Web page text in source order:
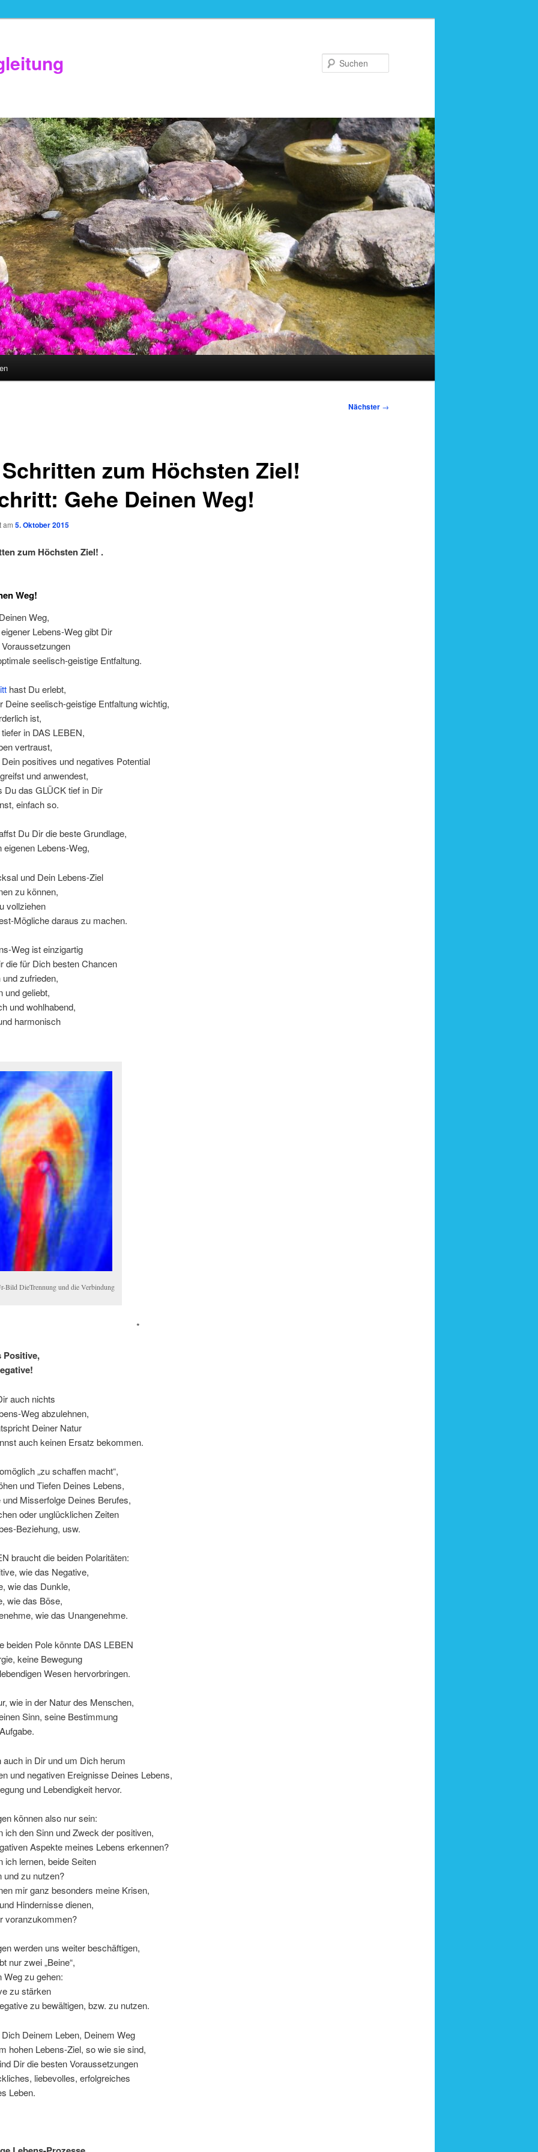
Nächster →
zum Höchsten Ziel!
Gehe Deinen Weg!
am 5. Oktober 2015
zum Höchsten Ziel! .
Weg!
Weg,
Lebens-Weg gibt Dir
seelisch-geistige Entfaltung.
hast Du erlebt,
Deine seelisch-geistige Entfaltung wichtig,
ist,
in DAS LEBEN,
vertraust,
positives und negatives Potential
und anwendest,
Du das GLÜCK tief in Dir
einfach so.
Du Dir die beste Grundlage,
eigenen Lebens-Weg,
und Dein Lebens-Ziel
zu können,
vollziehen
Mögliche daraus zu machen.
Weg ist einzigartig
die für Dich besten Chancen
zufrieden,
und geliebt,
und wohlhabend,
harmonisch
Bild DieTrennung und die Verbindung
*
Positive,
auch nichts
Weg abzulehnen,
Deiner Natur
auch keinen Ersatz bekommen.
„zu schaffen macht“,
und Tiefen Deines Lebens,
und Misserfolge Deines Berufes,
oder unglücklichen Zeiten
Beziehung, usw.
braucht die beiden Polaritäten:
wie das Negative,
wie das Dunkle,
wie das Böse,
wie das Unangenehme.
beiden Pole könnte DAS LEBEN
keine Bewegung
Wesen hervorbringen.
wie in der Natur des Menschen,
Sinn, seine Bestimmung
auch in Dir und um Dich herum
und negativen Ereignisse Deines Lebens,
und Lebendigkeit hervor.
können also nur sein:
ich den Sinn und Zweck der positiven,
Aspekte meines Lebens erkennen?
ich lernen, beide Seiten
und zu nutzen?
mir ganz besonders meine Krisen,
Hindernisse dienen,
voranzukommen?
werden uns weiter beschäftigen,
nur zwei „Beine“,
Weg zu gehen:
zu stärken
zu bewältigen, bzw. zu nutzen.
Deinem Leben, Deinem Weg
hohen Lebens-Ziel, so wie sie sind,
Dir die besten Voraussetzungen
liebevolles, erfolgreiches
Leben.